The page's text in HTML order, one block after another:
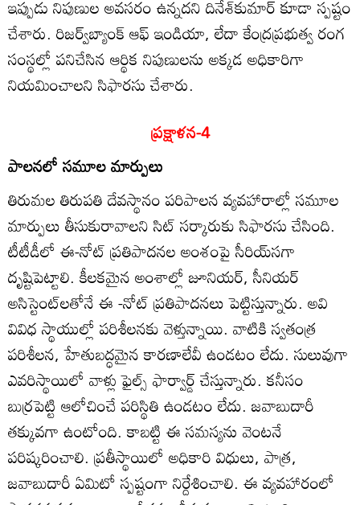
ఇప్పుడు నిపుణుల అవసరం ఉన్నదని దినేశ్‌కుమార్‌ కూడా స్పష్టం
చేశారు. రిజర్వ్‌బ్యాంక్‌ ఆఫ్‌ ఇండియా, లేదా కేంద్రప్రభుత్వ రంగ
సంస్థల్లో పనిచేసిన ఆర్థిక నిపుణులను అక్కడ అధికారిగా
నియమించాలని సిఫారసు చేశారు.
ప్రక్షాళన-4
పాలనలో సమూల మార్పులు
తిరుమల తిరుపతి దేవస్థానం పరిపాలన వ్యవహారాల్లో సమూల
మార్పులు తీసుకురావాలని సిట్‌ సర్కారుకు సిఫారసు చేసింది.
టీటీడీలో ఈ-నోట్‌ ప్రతిపాదనల అంశంపై సీరియ్‌సగా
దృష్టిపెట్టాలి. కీలకమైన అంశాల్లో జూనియర్‌, సీనియర్‌
అసిస్టెంట్‌లతోనే ఈ -నోట్‌ ప్రతిపాదనలు పెట్టిస్తున్నారు. అవి
వివిధ స్థాయుల్లో పరిశీలనకు వెళ్తున్నాయి. వాటికి స్వతంత్ర
పరిశీలన, హేతుబద్ధమైన కారణాలేవీ ఉండటం లేదు. సులువుగా
ఎవరిస్థాయిలో వాళ్లు ఫైల్స్‌ ఫార్వార్డ్‌ చేస్తున్నారు. కనీసం
బుర్రపెట్టి ఆలోచించే పరిస్థితి ఉండటం లేదు. జవాబుదారీ
తక్కువగా ఉంటోంది. కాబట్టి ఈ సమస్యను వెంటనే
పరిష్కరించాలి. ప్రతీస్థాయిలో అధికారి విధులు, పాత్ర,
జవాబుదారీ ఏమిటో స్పష్టంగా నిర్దేశించాలి. ఈ వ్యవహారంలో